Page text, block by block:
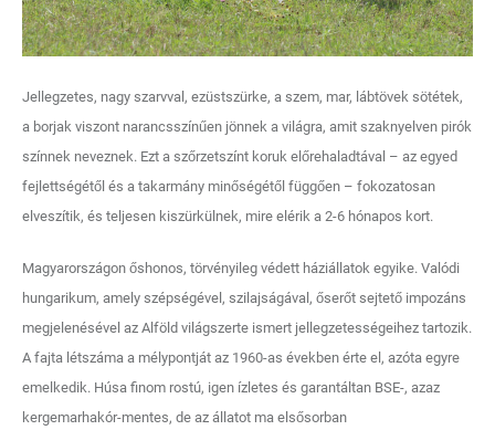
Jellegzetes, nagy szarvval, ezüstszürke, a szem, mar, lábtövek sötétek,
a borjak viszont narancsszínűen jönnek a világra, amit szaknyelven pirók
színnek neveznek. Ezt a szőrzetszínt koruk előrehaladtával – az egyed
fejlettségétől és a takarmány minőségétől függően – fokozatosan
elveszítik, és teljesen kiszürkülnek, mire elérik a 2-6 hónapos kort.
Magyarországon őshonos, törvényileg védett háziállatok egyike. Valódi
hungarikum, amely szépségével, szilajságával, őserőt sejtető impozáns
megjelenésével az Alföld világszerte ismert jellegzetességeihez tartozik.
A fajta létszáma a mélypontját az 1960-as években érte el, azóta egyre
emelkedik. Húsa finom rostú, igen ízletes és garantáltan BSE-, azaz
kergemarhakór-mentes, de az állatot ma elsősorban